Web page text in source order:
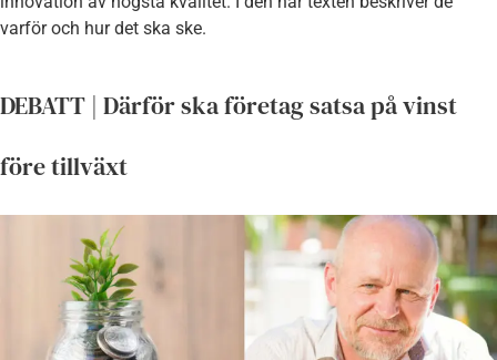
varför och hur det ska ske.
DEBATT | Därför ska företag satsa på vinst
före tillväxt